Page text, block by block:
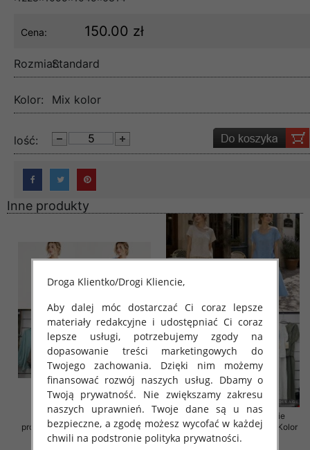
Cena: 150.00 zł
Rozmiar:Standard
Kolor: Mix kolor
lość:
Inne produkty
Komplet damskie (Włoskie
produkt) Roz Standard, Mix Kolor
Paczka 5 szt
Komplet damskie (Włoskie
produkt) Roz Standard, Mix Kolor
Paczka 5 szt
Droga Klientko/Drogi Kliencie,
Aby dalej móc dostarczać Ci coraz lepsze
materiały redakcyjne i udostępniać Ci coraz
lepsze usługi, potrzebujemy zgody na
dopasowanie treści marketingowych do
Twojego zachowania. Dzięki nim możemy
finansować rozwój naszych usług. Dbamy o
Twoją prywatność. Nie zwiększamy zakresu
naszych uprawnień. Twoje dane są u nas
bezpieczne, a zgodę możesz wycofać w każdej
chwili na podstronie polityka prywatności.